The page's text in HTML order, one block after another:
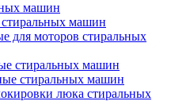
машин
машин
для моторов стиральных
стиральных машин
стиральных машин
люка стиральных